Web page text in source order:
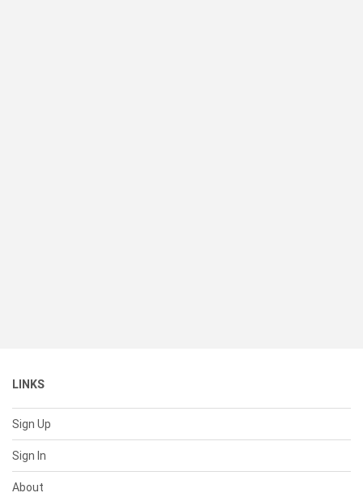
LINKS
Sign Up
Sign In
About